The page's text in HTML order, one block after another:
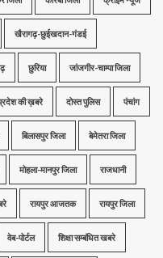
खैरागढ़-छुईखदान-गंडई
छुरिया जांजगीर-चाम्पा जिला
की ख़बरे दोस्त पुलिस पंचांग
बिलासपुर जिला बेमेतरा जिला
मोहला-मानपुर जिला राजधानी
रायपुर आजतक रायपुर जिला
वेब-पोर्टल शिक्षा सम्बंधित खबरे